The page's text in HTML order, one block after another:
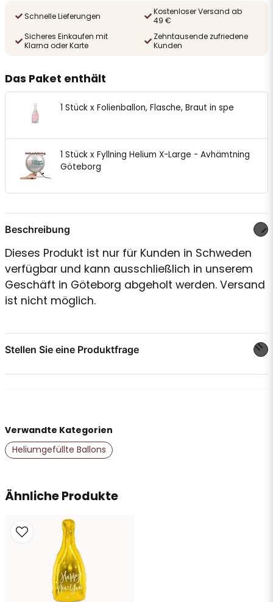
Schnelle Lieferungen
Kostenloser Versand ab
49 €
Sicheres Einkaufen mit
Klarna oder Karte
Zehntausende zufriedene
Kunden
Das Paket enthält
1 Stück x Folienballon, Flasche, Braut in spe
1 Stück x Fyllning Helium X-Large - Avhämtning
Göteborg
Beschreibung
Dieses Produkt ist nur für Kunden in Schweden
verfügbar und kann ausschließlich in unserem
Geschäft in Göteborg abgeholt werden. Versand
ist nicht möglich.
Stellen Sie eine Produktfrage
name
Name
email
E-Mail-Adresse
Ja, Sie dürfen meine Frage veröffentlichen
Ähnliche Produkte
Verwandte Kategorien
Heliumgefüllte Ballons